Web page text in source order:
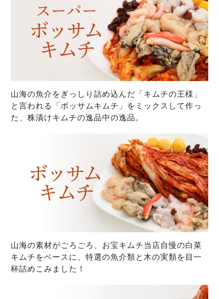
山海の魚介をぎっしり詰め込んだ「キムチの王様」
と言われる「ボッサムキムチ」をミックスして作っ
た、株漬けキムチの逸品中の逸品。
山海の素材がごろごろ、お宝キムチ当店自慢の白菜
キムチをベースに、特選の魚介類と木の実類を目一
杯詰めこみました！